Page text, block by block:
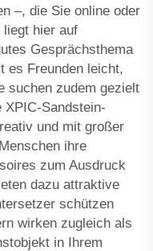
–, die Sie online oder
liegt hier auf
Gesprächsthema
es Freunden leicht,
suchen zudem gezielt
XPIC-Sandstein-
und mit großer
ihre
zum Ausdruck
dazu attraktive
schützen
wirken zugleich als
in Ihrem